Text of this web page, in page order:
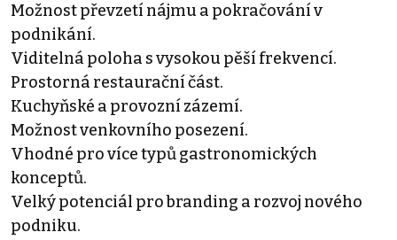
Možnost převzetí nájmu a pokračování v
podnikání.
Viditelná poloha s vysokou pěší frekvencí.
Prostorná restaurační část.
Kuchyňské a provozní zázemí.
Možnost venkovního posezení.
Vhodné pro více typů gastronomických
konceptů.
Velký potenciál pro branding a rozvoj nového
podniku.